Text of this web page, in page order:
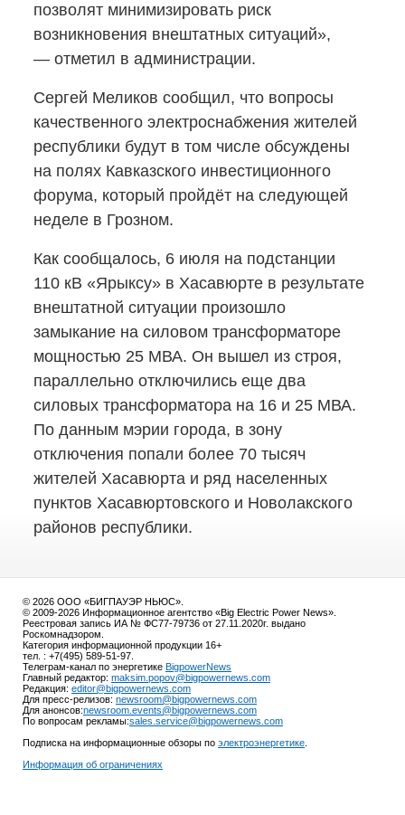
позволят минимизировать риск
возникновения внештатных ситуаций»,
— отметил в администрации.
Сергей Меликов сообщил, что вопросы
качественного электроснабжения жителей
республики будут в том числе обсуждены
на полях Кавказского инвестиционного
форума, который пройдёт на следующей
неделе в Грозном.
Как сообщалось, 6 июля на подстанции
110 кВ «Ярыксу» в Хасавюрте в результате
внештатной ситуации произошло
замыкание на силовом трансформаторе
мощностью 25 МВА. Он вышел из строя,
параллельно отключились еще два
силовых трансформатора на 16 и 25 МВА.
По данным мэрии города, в зону
отключения попали более 70 тысяч
жителей Хасавюрта и ряд населенных
пунктов Хасавюртовского и Новолакского
районов республики.
© 2026 ООО «БИГПАУЭР НЬЮС».
© 2009-2026 Информационное агентство «Big Electric Power News».
Реестровая запись ИА № ФС77-79736 от 27.11.2020г. выдано
Роскомнадзором.
Категория информационной продукции 16+
тел. : +7(495) 589-51-97.
Телеграм-канал по энергетике BigpowerNews
Главный редактор: maksim.popov@bigpowernews.com
Редакция: editor@bigpowernews.com
Для пресс-релизов: newsroom@bigpowernews.com
Для анонсов:newsroom.events@bigpowernews.com
По вопросам рекламы:sales.service@bigpowernews.com
Подписка на информационные обзоры по электроэнергетике
Информация об ограничениях